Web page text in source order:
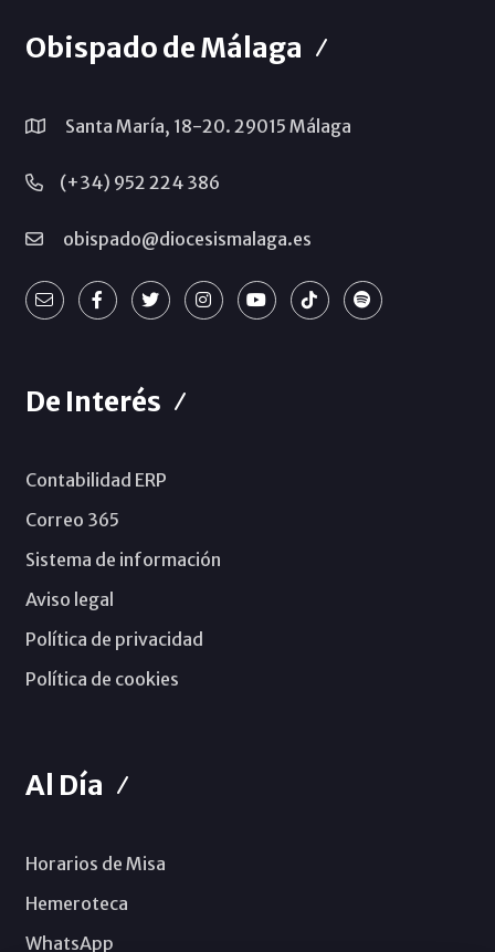
Obispado de Málaga
Santa María, 18-20. 29015 Málaga
(+34) 952 224 386
obispado@diocesismalaga.es
De Interés
Contabilidad ERP
Correo 365
Sistema de información
Aviso legal
Política de privacidad
Política de cookies
Al Día
Horarios de Misa
Hemeroteca
WhatsApp